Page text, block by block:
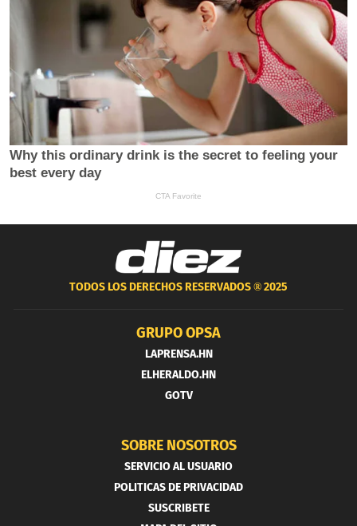
TODOS LOS DERECHOS RESERVADOS ®2025
GRUPO OPSA
LAPRENSA.HN
ELHERALDO.HN
GOTV
SOBRE NOSOTROS
SERVICIO AL USUARIO
POLITICAS DE PRIVACIDAD
SUSCRIBETE